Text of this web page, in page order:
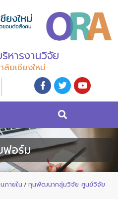
หารงานวิจัย
ลัยเชียงใหม่
ฟอร์ม
ภายใน / ทุนพัฒนากลุ่มวิจัย ศูนย์วิจัย